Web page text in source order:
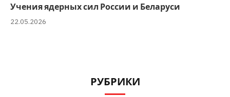
Учения ядерных сил России и Беларуси
22.05.2026
РУБРИКИ